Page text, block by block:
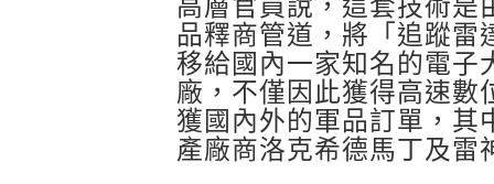
高層官員說，這套技術是
品釋商管道，將「追蹤雷
移給國內一家知名的電子
廠，不僅因此獲得高速數
獲國內外的軍品訂單，其
產廠商洛克希德馬丁及雷